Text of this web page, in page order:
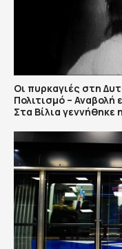
Οι πυρκαγιές στη
Πολιτισμό –
Στα Βίλια γεννήθηκε